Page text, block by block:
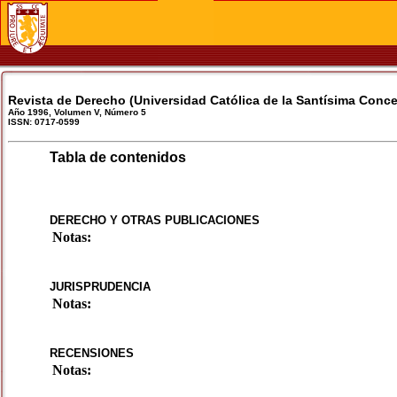
Revista de Derecho (Universidad Católica de la Santísima
Año 1996, Volumen V, Número 5
ISSN: 0717-0599
Tabla de contenidos
DERECHO Y OTRAS PUBLICACIONES
Notas:
JURISPRUDENCIA
Notas:
RECENSIONES
Notas: